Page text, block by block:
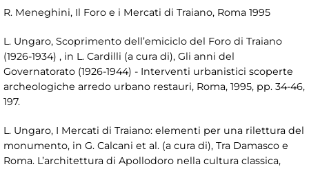
R. Meneghini, Il Foro e i Mercati di Traiano, Roma 1995
L. Ungaro, Scoprimento dell’emiciclo del Foro di Traiano
(1926-1934) , in L. Cardilli (a cura di), Gli anni del
Governatorato (1926-1944) - Interventi urbanistici scoperte
archeologiche arredo urbano restauri, Roma, 1995, pp. 34-46,
197.
L. Ungaro, I Mercati di Traiano: elementi per una rilettura del
monumento, in G. Calcani et al. (a cura di), Tra Damasco e
Roma. L’architettura di Apollodoro nella cultura classica,